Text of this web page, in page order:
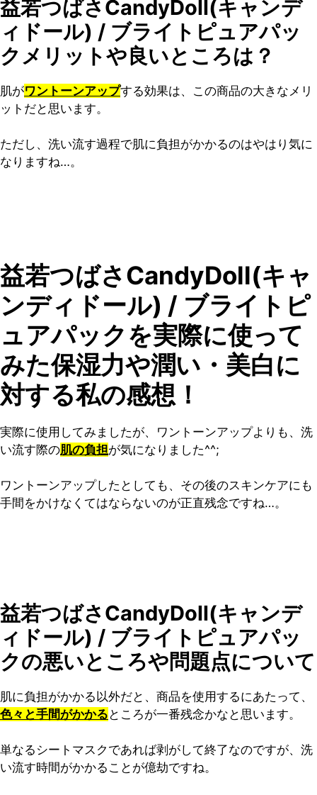
益若つばさCandyDoll(キャンデ
ィドール) / ブライトピュアパッ
クメリットや良いところは？
肌がワントーンアップする効果は、この商品の大きなメリ
ットだと思います。
ただし、洗い流す過程で肌に負担がかかるのはやはり気に
なりますね…。
益若つばさCandyDoll(キャ
ンディドール) / ブライトピ
ュアパックを実際に使って
みた保湿力や潤い・美白に
対する私の感想！
実際に使用してみましたが、ワントーンアップよりも、洗
い流す際の肌の負担が気になりました^^;
ワントーンアップしたとしても、その後のスキンケアにも
手間をかけなくてはならないのが正直残念ですね…。
益若つばさCandyDoll(キャンデ
ィドール) / ブライトピュアパッ
クの悪いところや問題点について
肌に負担がかかる以外だと、商品を使用するにあたって、
色々と手間がかかる ところが一番残念かなと思います。
単なるシートマスクであれば剥がして終了なのですが、洗
い流す時間がかかることが億劫ですね。